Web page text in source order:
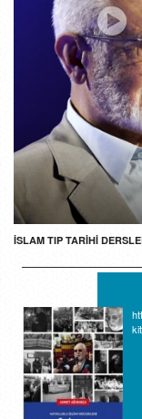
İSLAM TIP TARİHİ